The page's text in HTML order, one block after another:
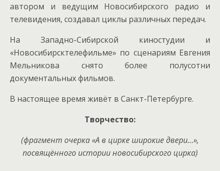
автором и ведущим Новосибирского радио и
телевидения, создавал циклы различных передач.
На Западно-Сибирской киностудии и
«Новосибирсктелефильме» по сценариям Евгения
Мельникова снято более полусотни
документальных фильмов.
В настоящее время живёт в Санкт-Петербурге.
Творчество:
(фрагмент очерка «А в цирке широкие двери…»,
посвящённого истории новосибирского цирка)